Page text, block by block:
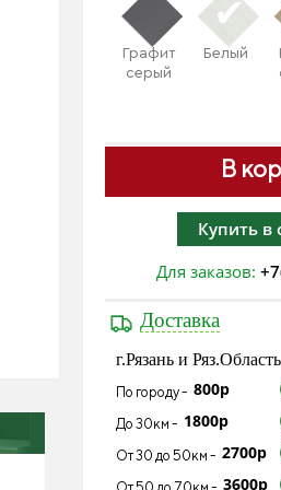
В
Купить в
Графит
серый
Белый
Для заказов:
Доставка
г.Рязань и Ряз.Область
По городу - 800р
До 30км - 1800р
От 30 до 50км - 2700р
3600р